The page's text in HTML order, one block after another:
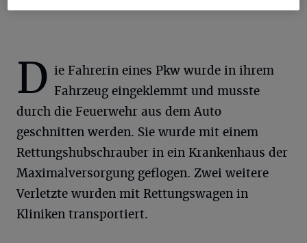
D ie Fahrerin eines Pkw wurde in ihrem
Fahrzeug eingeklemmt und musste
durch die Feuerwehr aus dem Auto
geschnitten werden. Sie wurde mit einem
Rettungshubschrauber in ein Krankenhaus der
Maximalversorgung geflogen. Zwei weitere
Verletzte wurden mit Rettungswagen in
Kliniken transportiert.